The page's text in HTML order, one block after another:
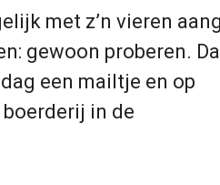
met z’n vieren
gewoon proberen.
een mailtje en op
in de